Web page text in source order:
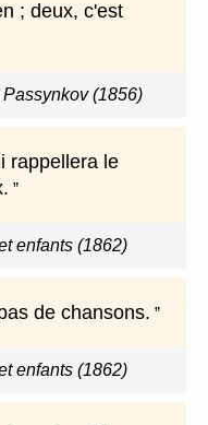
; deux, c'est
(1856)
rappellera le
enfants (1862)
de chansons.
enfants (1862)